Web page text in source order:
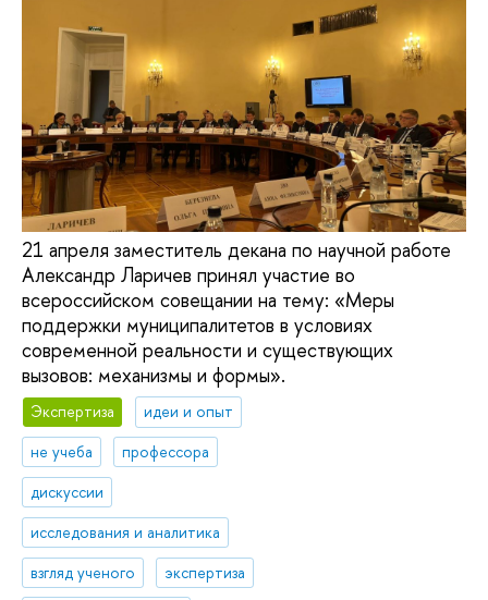
21 апреля заместитель декана по научной работе
Александр Ларичев принял участие во
всероссийском совещании на тему: «Меры
поддержки муниципалитетов в условиях
современной реальности и существующих
вызовов: механизмы и формы».
Экспертиза
идеи и опыт
не учеба
профессора
дискуссии
исследования и аналитика
взгляд ученого
экспертиза